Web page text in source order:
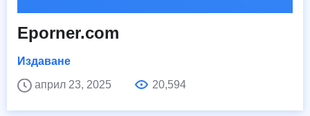
Eporner.com
Издаване
април 23, 2025
20,594